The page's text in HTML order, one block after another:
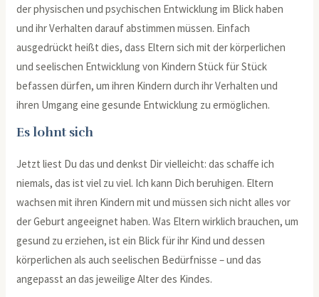
der physischen und psychischen Entwicklung im Blick haben
und ihr Verhalten darauf abstimmen müssen. Einfach
ausgedrückt heißt dies, dass Eltern sich mit der körperlichen
und seelischen Entwicklung von Kindern Stück für Stück
befassen dürfen, um ihren Kindern durch ihr Verhalten und
ihren Umgang eine gesunde Entwicklung zu ermöglichen.
Es lohnt sich
Jetzt liest Du das und denkst Dir vielleicht: das schaffe ich
niemals, das ist viel zu viel. Ich kann Dich beruhigen. Eltern
wachsen mit ihren Kindern mit und müssen sich nicht alles vor
der Geburt angeeignet haben. Was Eltern wirklich brauchen, um
gesund zu erziehen, ist ein Blick für ihr Kind und dessen
körperlichen als auch seelischen Bedürfnisse – und das
angepasst an das jeweilige Alter des Kindes.